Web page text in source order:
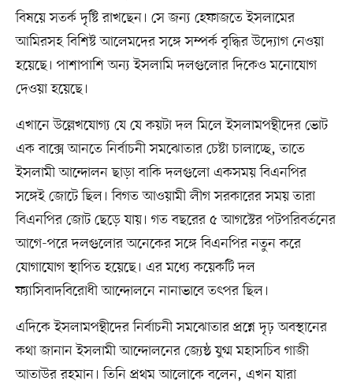
বিষয়ে সতর্ক দৃষ্টি রাখছেন। সে জন্য হেফাজতে ইসলামের
আমিরসহ বিশিষ্ট আলেমদের সঙ্গে সম্পর্ক বৃদ্ধির উদ্যোগ নেওয়া
হয়েছে। পাশাপাশি অন্য ইসলামি দলগুলোর দিকেও মনোযোগ
দেওয়া হয়েছে।
এখানে উল্লেখযোগ্য যে যে কয়টা দল মিলে ইসলামপন্থীদের ভোট
এক বাক্সে আনতে নির্বাচনী সমঝোতার চেষ্টা চালাচ্ছে, তাতে
ইসলামী আন্দোলন ছাড়া বাকি দলগুলো একসময় বিএনপির
সঙ্গেই জোটে ছিল। বিগত আওয়ামী লীগ সরকারের সময় তারা
বিএনপির জোট ছেড়ে যায়। গত বছরের ৫ আগস্টের পটপরিবর্তনের
আগে-পরে দলগুলোর অনেকের সঙ্গে বিএনপির নতুন করে
যোগাযোগ স্থাপিত হয়েছে। এর মধ্যে কয়েকটি দল
ফ্যাসিবাদবিরোধী আন্দোলনে নানাভাবে তৎপর ছিল।
এদিকে ইসলামপন্থীদের নির্বাচনী সমঝোতার প্রশ্নে দৃঢ় অবস্থানের
কথা জানান ইসলামী আন্দোলনের জ্যেষ্ঠ যুগ্ম মহাসচিব গাজী
আতাউর রহমান। তিনি প্রথম আলোকে বলেন, এখন যারা